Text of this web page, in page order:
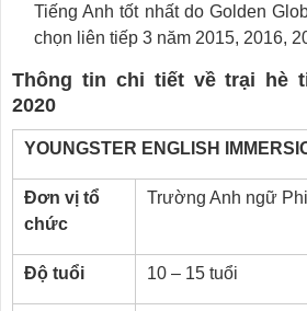
Tiếng Anh tốt nhất do Golden
chọn liên tiếp 3 năm 2015, 2016,
Thông tin chi tiết về trại hè
2020
YOUNGSTER ENGLISH
Đơn vị tổ
chức
Trường Anh ngữ
Độ tuổi 10 – 15 tuổi